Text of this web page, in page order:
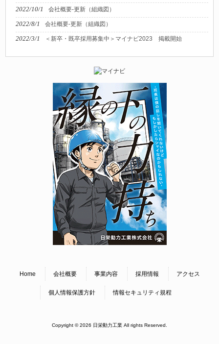
2022/10/1 会社概要-更新（組織図）
2022/8/1 会社概要-更新（組織図）
2022/3/1 ＜新卒・既卒採用募集中＞マイナビ2023 掲載開始
Home 会社概要 事業内容 採用情報 アクセス
個人情報保護方針 情報セキュリティ規程
Copyright © 2026 日栄動力工業 All rights Reserved.